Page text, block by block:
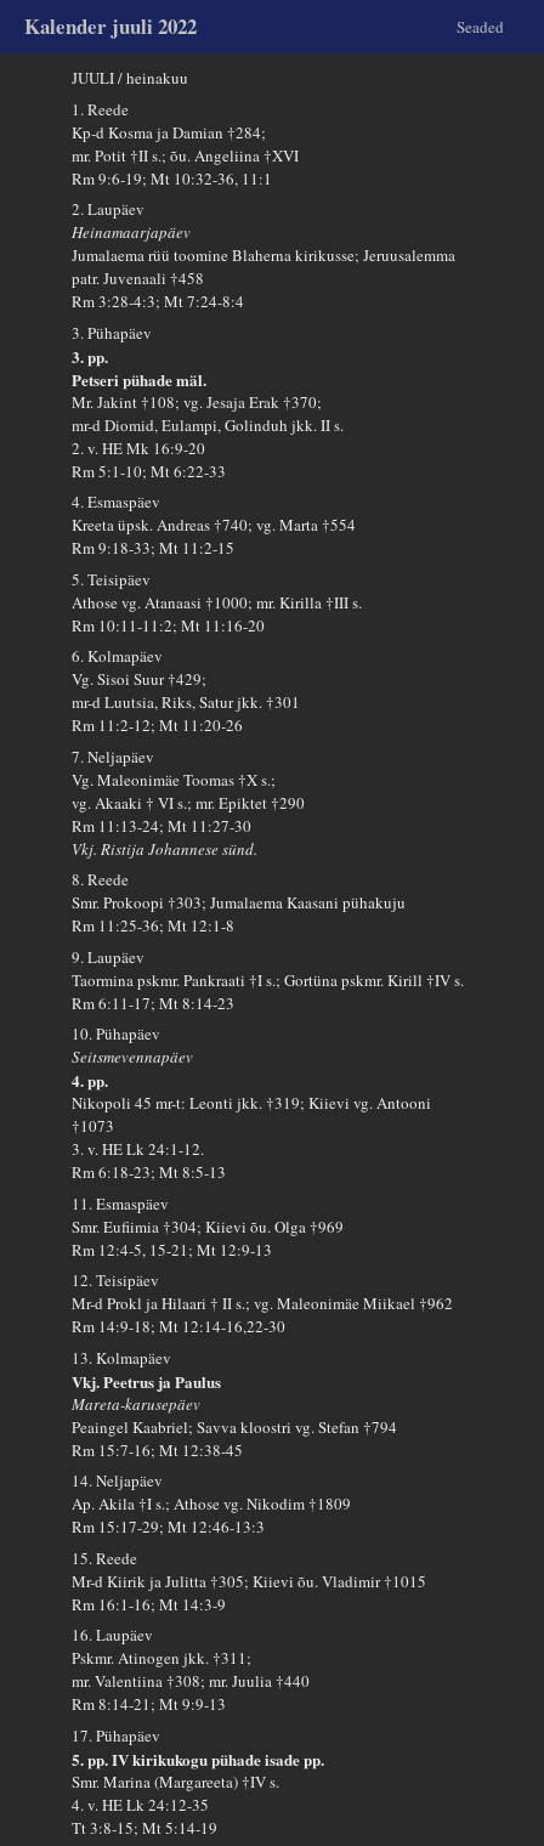
Kalender juuli 2022 Seaded
JUULI / heinakuu
1. Reede
Kp-d Kosma ja Damian †284;
mr. Potit †II s.; õu. Angeliina †XVI
Rm 9:6-19; Mt 10:32-36, 11:1
2. Laupäev
Heinamaarjapäev
Jumalaema rüü toomine Blaherna kirikusse; Jeruusalemma
patr. Juvenaali †458
Rm 3:28-4:3; Mt 7:24-8:4
3. Pühapäev
3. pp.
Petseri pühade mäl.
Mr. Jakint †108; vg. Jesaja Erak †370;
mr-d Diomid, Eulampi, Golinduh jkk. II s.
2. v. HE Mk 16:9-20
Rm 5:1-10; Mt 6:22-33
4. Esmaspäev
Kreeta üpsk. Andreas †740; vg. Marta †554
Rm 9:18-33; Mt 11:2-15
5. Teisipäev
Athose vg. Atanaasi †1000; mr. Kirilla †III s.
Rm 10:11-11:2; Mt 11:16-20
6. Kolmapäev
Vg. Sisoi Suur †429;
mr-d Luutsia, Riks, Satur jkk. †301
Rm 11:2-12; Mt 11:20-26
7. Neljapäev
Vg. Maleonimäe Toomas †X s.;
vg. Akaaki † VI s.; mr. Epiktet †290
Rm 11:13-24; Mt 11:27-30
Vkj. Ristija Johannese sünd.
8. Reede
Smr. Prokoopi †303; Jumalaema Kaasani pühakuju
Rm 11:25-36; Mt 12:1-8
9. Laupäev
Taormina pskmr. Pankraati †I s.; Gortüna pskmr. Kirill †IV s.
Rm 6:11-17; Mt 8:14-23
10. Pühapäev
Seitsmevennapäev
4. pp.
Nikopoli 45 mr-t: Leonti jkk. †319; Kiievi vg. Antooni
†1073
3. v. HE Lk 24:1-12.
Rm 6:18-23; Mt 8:5-13
11. Esmaspäev
Smr. Eufiimia †304; Kiievi õu. Olga †969
Rm 12:4-5, 15-21; Mt 12:9-13
12. Teisipäev
Mr-d Prokl ja Hilaari † II s.; vg. Maleonimäe Miikael †962
Rm 14:9-18; Mt 12:14-16,22-30
13. Kolmapäev
Vkj. Peetrus ja Paulus
Mareta-karusepäev
Peaingel Kaabriel; Savva kloostri vg. Stefan †794
Rm 15:7-16; Mt 12:38-45
14. Neljapäev
Ap. Akila †I s.; Athose vg. Nikodim †1809
Rm 15:17-29; Mt 12:46-13:3
15. Reede
Mr-d Kiirik ja Julitta †305; Kiievi õu. Vladimir †1015
Rm 16:1-16; Mt 14:3-9
16. Laupäev
Pskmr. Atinogen jkk. †311;
mr. Valentiina †308; mr. Juulia †440
Rm 8:14-21; Mt 9:9-13
17. Pühapäev
5. pp. IV kirikukogu pühade isade pp.
Smr. Marina (Margareeta) †IV s.
4. v. HE Lk 24:12-35
Tt 3:8-15; Mt 5:14-19